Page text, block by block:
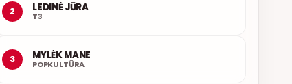
2 LEDINĖ JŪRA
T3
3 MYLĖK MANE
POPKULTŪRA